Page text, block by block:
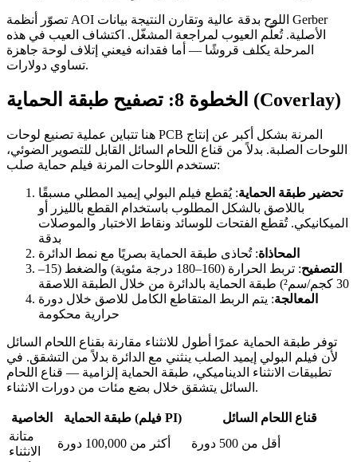
تصوّر أنظمة AOI اللوح بدقة عالية وتقارن النتيجة بيانات Gerber
الأصلية. تُعلَّم العيوب لمراجعة المشغّل. اكتشاف العيب في هذه
المرحلة يكلف قروشًا — أما فقدانه فيعني إتلاف لوحة جاهزة
تساوي دولارات.
الخطوة 8: تصفيح طبقة الحماية (Coverlay)
هنا تتباين عملية تصنيع لوحات PCB المرنة بشكل أكبر عن إنتاج
اللوحات الصلبة. بدلاً من قناع اللحام السائل القابل للتصوير الضوئي،
تستخدم اللوحات المرنة فيلم حماية صلب:
تحضير طبقة الحماية: يُقطع فيلم البولي إيميد المطلي مسبقًا
باللاصق بالشكل المطلوب باستخدام القطع بالليزر أو
الميكانيكي. تُقطع الفتحات للوسائد ونقاط الاختبار والموصلات
بدقة
المحاذاة: تُحاذى طبقة الحماية بصريًا مع نمط الدائرة
التصفيح
: تربط الحرارة (160–180 درجة مئوية) والضغط (15–
30 كجم/سم²) طبقة الحماية بالدائرة من خلال الطبقة اللاصقة
المعالجة: يتم الربط المتقاطع الكامل للاصق خلال دورة
حرارية محكومة
توفر طبقة الحماية عمرًا أطول للانثناء مقارنة بقناع اللحام السائل
لأن فيلم البولي إيميد الصلب ينثني مع الدائرة بدلاً من التشقق. في
تطبيقات الانثناء الديناميكي، طبقة الحماية إلزامية — قناع اللحام
السائل يتشقق خلال بضع مئات من دورات الانثناء.
الخاصية طبقة الحماية (فيلم PI)
قناع اللحام السائل
متانة
الانثناء
أكثر من 100,000 دورة
أقل من 500 دورة